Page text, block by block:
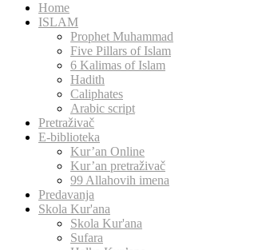
Home
ISLAM
Prophet Muhammad
Five Pillars of Islam
6 Kalimas of Islam
Hadith
Caliphates
Arabic script
Pretraživač
E-biblioteka
Kur’an Online
Kur’an pretraživač
99 Allahovih imena
Predavanja
Skola Kur'ana
Skola Kur'ana
Sufara